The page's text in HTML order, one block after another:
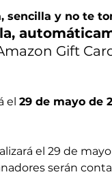
sencilla y no te
Gift
el 29 de mayo de
el 29 de
serán